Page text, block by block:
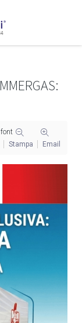
Stampa
Email